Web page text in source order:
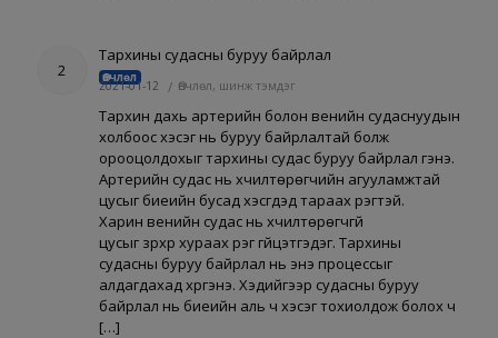
2
Тархины судасны буруу байрлал
Өвчлөл
2021-01-12 / Өвчлөл, шинж тэмдэг
Тархин дахь артерийн болон венийн судаснуудын
холбоос хэсэг нь буруу байрлалтай болж
орооцолдохыг тархины судас буруу байрлал гэнэ.
Артерийн судас нь хүчилтөрөгчийн агууламжтай
цусыг биеийн бусад хэсгүүдэд тараах үүрэгтэй.
Харин венийн судас нь хүчилтөрөгчгүй
цусыг зүрхрүү хураах үүрэг гүйцэтгэдэг. Тархины
судасны буруу байрлал нь энэ процессыг
алдагдахад хүргэнэ. Хэдийгээр судасны буруу
байрлал нь биеийн аль ч хэсэг тохиолдож болох ч
[…]